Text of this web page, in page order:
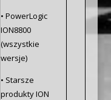
• PowerLogic
ION8800
(wszystkie
wersje)
• Starsze
produkty ION